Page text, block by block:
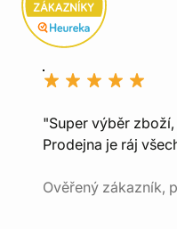
"Super výběr
Prodejna je ráj
Ověřený zákazník,